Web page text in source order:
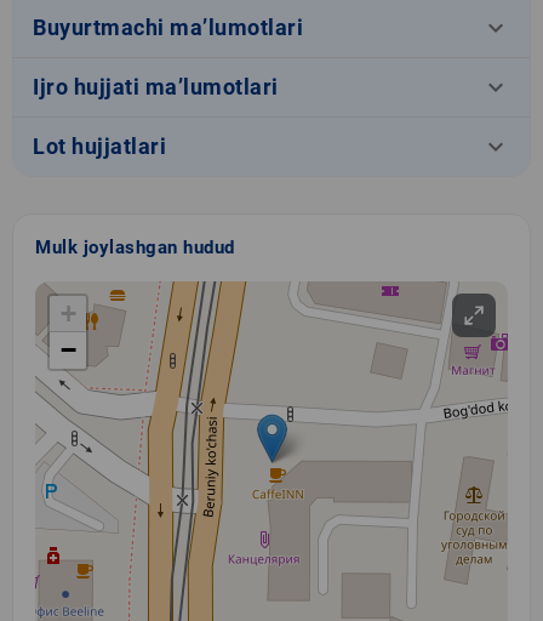
Buyurtmachi ma’lumotlari keyboard_arrow_down
Ijro hujjati ma’lumotlari keyboard_arrow_down
Lot hujjatlari keyboard_arrow_down
Mulk joylashgan hudud
+
−